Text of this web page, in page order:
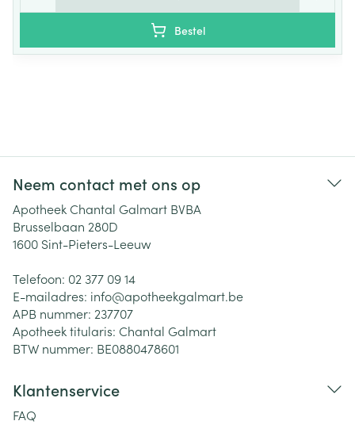
Bestel
Neem contact met ons op
Apotheek Chantal Galmart BVBA
Brusselbaan 280D
1600 Sint-Pieters-Leeuw
Telefoon: 02 377 09 14
E-mailadres: info@apotheekgalmart.be
APB nummer: 237707
Apotheek titularis: Chantal Galmart
BTW nummer: BE0880478601
Klantenservice
FAQ